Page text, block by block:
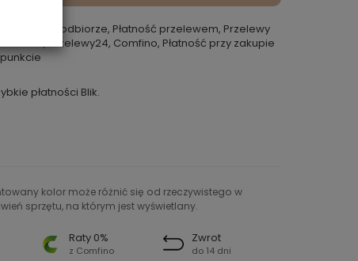
przy odbiorze, Płatność przelewem, Przelewy
Rokoko, Przelewy24, Comfino, Płatność przy zakupie
płatności Blik.
kolor może różnić się od rzeczywistego w
sprzętu, na którym jest wyświetlany.
Raty 0%
z Comfino
Zwrot
do 14 dni